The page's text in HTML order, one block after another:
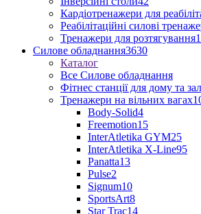
Кардіотренажери для
Реабілітаційні силові
Тренажери для розтягування
Силове обладнання3630
Каталог
Все Силове обладнання
Фітнес станції для дому та
Тренажери на вільних вагах
Body-Solid4
Freemotion15
InterAtletika GYM25
InterAtletika X-Line95
Panatta13
Pulse2
Signum10
SportsArt8
Star Trac14